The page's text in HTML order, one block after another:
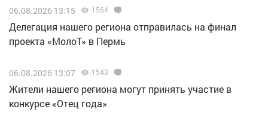
06.08.2026 13:15 1564
Делегация нашего региона отправилась на финал
проекта «МолоТ» в Пермь
06.08.2026 13:07 1543
Жители нашего региона могут принять участие в
конкурсе «Отец года»